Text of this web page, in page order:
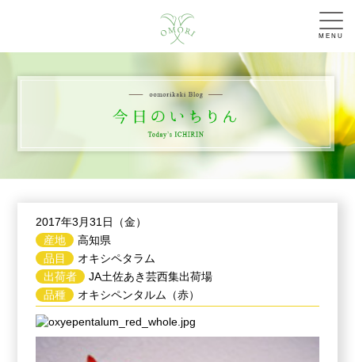
MENU
2017年3月31日（金）
産地
高知県
品目
オキシペタラム
出荷者
JA土佐あき芸西集出荷場
品種
オキシペンタルム（赤）